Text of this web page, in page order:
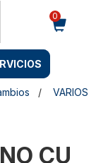
0
VARIOS
CU